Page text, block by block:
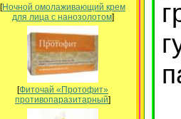
[Ночной омолаживающий крем
для лица с нанозолотом]
[Фиточай «Протофит»
противопаразитарный]